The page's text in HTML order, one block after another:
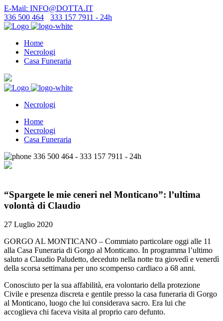
E-Mail: INFO@DOTTA.IT
336 500 464
333 157 7911 - 24h
Home
Necrologi
Casa Funeraria
Necrologi
Home
Necrologi
Casa Funeraria
336 500 464 - 333 157 7911 - 24h
“Spargete le mie ceneri nel Monticano”: l’ultima
volontà di Claudio
27 Luglio 2020
GORGO AL MONTICANO – Commiato particolare oggi alle 11
alla Casa Funeraria di Gorgo al Monticano. In programma l’ultimo
saluto a Claudio Paludetto, deceduto nella notte tra giovedì e venerdì
della scorsa settimana per uno scompenso cardiaco a 68 anni.
Conosciuto per la sua affabilità, era volontario della protezione
Civile e presenza discreta e gentile presso la casa funeraria di Gorgo
al Monticano, luogo che lui considerava sacro. Era lui che
accoglieva chi faceva visita al proprio caro defunto.